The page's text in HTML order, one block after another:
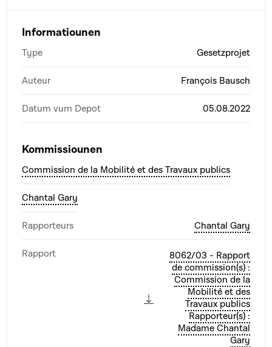
Informatiounen
Type Gesetzprojet
Auteur François Bausch
Datum vum Depot 05.08.2022
Kommissiounen
Commission de la Mobilité et des Travaux publics
Chantal Gary
Rapporteurs Chantal Gary
Rapport
8062/03 - Rapport
de commission(s) :
Commission de la
Mobilité et des
Travaux publics
Rapporteur(s) :
Madame Chantal
Gary